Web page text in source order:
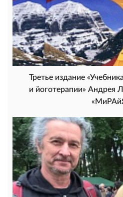
Третье издание
и йоготерапии» Андрея